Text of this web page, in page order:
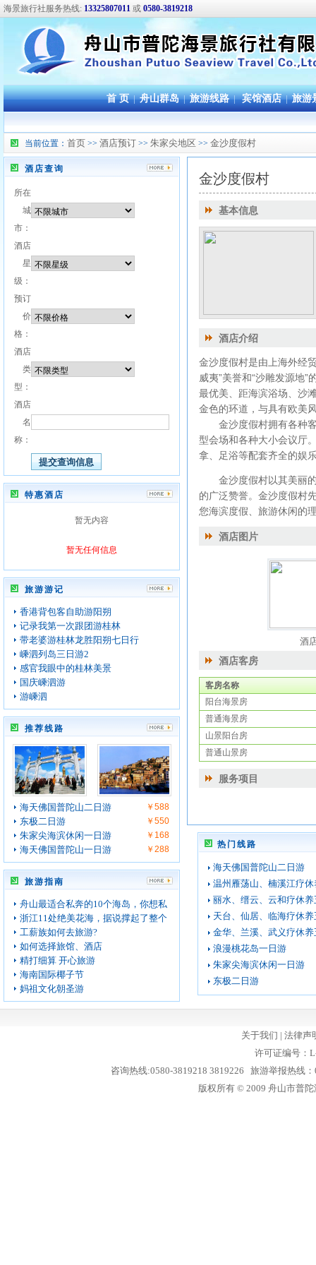
海景旅行社服务热线: 13325807011 或 0580-3819218
首 页 | 舟山群岛 | 旅游线路 | 宾馆酒店 | 旅游
当前位置： 首页 >> 酒店预订 >> 朱家尖地区 >> 金沙度假村
酒店查询
所在
城
市：
酒店
星
级：
预订
价
格：
酒店
类
型：
酒店
名
称：
特惠酒店
暂无内容
暂无任何信息
旅游游记
香港背包客自助游阳朔
记录我第一次跟团游桂林
带老婆游桂林龙胜阳朔七日行
嵊泗列岛三日游2
感官我眼中的桂林美景
国庆嵊泗游
游嵊泗
推荐线路
海天佛国普陀山二日游 ￥588
东极二日游 ￥550
朱家尖海滨休闲一日游 ￥168
海天佛国普陀山一日游 ￥288
旅游指南
舟山最适合私奔的10个海岛，你想私
浙江11处绝美花海，据说撑起了整个
工薪族如何去旅游?
如何选择旅馆、酒店
精打细算 开心旅游
海南国际椰子节
妈祖文化朝圣游
金沙度假村
基本信息
酒店介绍
金沙度假村是由上海外经
威夷”美誉和“沙雕发源地
最优美、距海滨浴场、沙
金色的环道，与具有欧美
金沙度假村拥有各种客
型会场和各种大小会议厅
拿、足浴等配套齐全的娱
金沙度假村以其美丽的
的广泛赞誉。金沙度假村
您海滨度假、旅游休闲的
酒店图片
酒
酒店客房
客房名称
阳台海景房
普通海景房
山景阳台房
普通山景房
服务项目
热门线路
海天佛国普陀山二日游
温州雁荡山、楠溪江疗休
丽水、缙云、云和疗休养
天台、仙居、临海疗休养
金华、兰溪、武义疗休养
浪漫桃花岛一日游
朱家尖海滨休闲一日游
东极二日游
关于我们 | 法律声
许可证编号：
咨询热线:0580-3819218 3819226 旅游举报热线
版权所有 © 2009 舟山市普